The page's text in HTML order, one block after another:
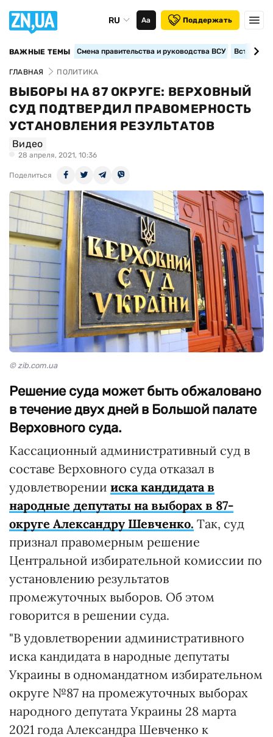
RU Аа Поддержать
ВАЖНЫЕ ТЕМЫ Смена правительства и руководства ВСУ
ГЛАВНАЯ ПОЛИТИКА
ВЫБОРЫ НА 87 ОКРУГЕ: ВЕРХОВНЫЙ
СУД ПОДТВЕРДИЛ ПРАВОМЕРНОСТЬ
УСТАНОВЛЕНИЯ РЕЗУЛЬТАТОВ
Видео
28 апреля, 2021, 10:36
Поделиться
© zib.com.ua
Решение суда может быть обжаловано
в течение двух дней в Большой палате
Верховного суда.
Кассационный административный суд в
составе Верховного суда отказал в
удовлетворении иска кандидата в
народные депутаты на выборах в 87-
округе Александру Шевченко. Так, суд
признал правомерным решение
Центральной избирательной комиссии по
установлению результатов
промежуточных выборов. Об этом
говорится в решении суда.
"В удовлетворении административного
иска кандидата в народные депутаты
Украины в одномандатном избирательном
округе №87 на промежуточных выборах
народного депутата Украины 28 марта
2021 года Александра Шевченко к